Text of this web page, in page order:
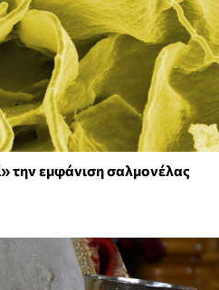
την εμφάνιση σαλμονέλας